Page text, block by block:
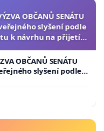
OBČANŮ SENÁTU
slyšení podle
k návrhu na přijetí
OBČANŮ SENÁTU
slyšení podle §
návrhu na přijetí